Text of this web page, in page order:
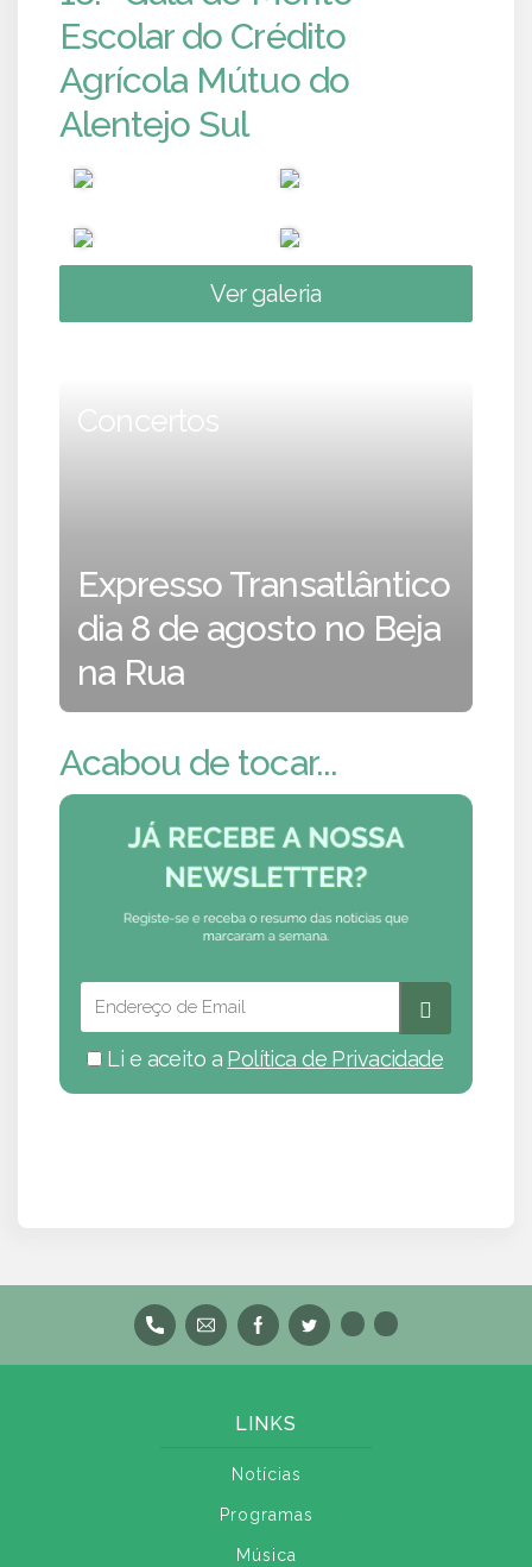
Escolar do Crédito
Agrícola Mútuo do
Alentejo Sul
Ver galeria
Concertos
Expresso Transatlântico
dia 8 de agosto no Beja
na Rua
Acabou de tocar...
Li e aceito a Política de Privacidade
LINKS
Notícias
Programas
Música